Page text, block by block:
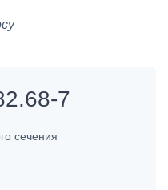
7
сечения